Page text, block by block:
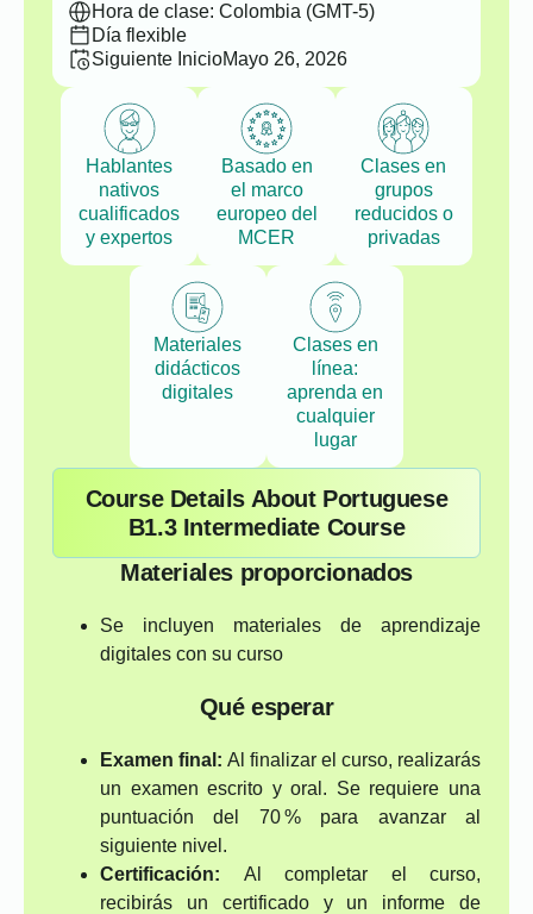
Hora de clase: Colombia (GMT-5)
Día flexible
Siguiente InicioMayo 26, 2026
Hablantes
nativos
cualificados
y expertos
Basado en
el marco
europeo del
MCER
Clases en
grupos
reducidos o
privadas
Materiales
didácticos
digitales
Clases en
línea:
aprenda en
cualquier
lugar
Course Details About Portuguese
B1.3 Intermediate Course
Materiales proporcionados
Se incluyen materiales de aprendizaje
digitales con su curso
Qué esperar
Examen final: Al finalizar el curso, realizarás
un examen escrito y oral. Se requiere una
puntuación del 70 % para avanzar al
siguiente nivel.
Certificación: Al completar el curso,
recibirás un certificado y un informe de